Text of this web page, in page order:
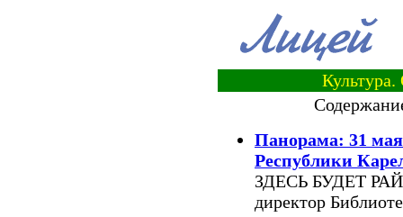
Панорама: 31
Республики
ЗДЕСЬ БУДЕТ
директор